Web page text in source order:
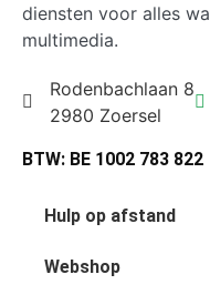
diensten voor alles
multimedia.
Rodenbachlaan 8
2980 Zoersel
BTW: BE 1002 783 822
Hulp op afstand
Webshop